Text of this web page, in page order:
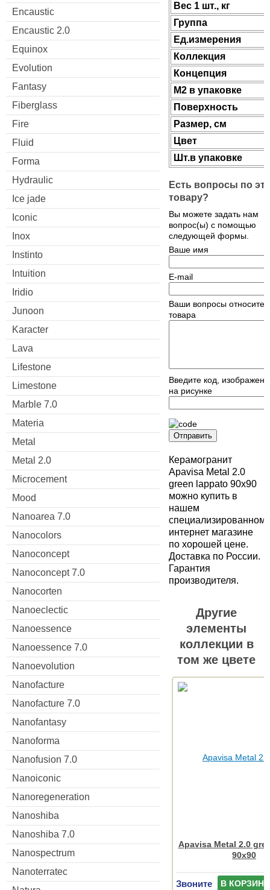
Encaustic
Encaustic 2.0
Equinox
Evolution
Fantasy
Fiberglass
Fire
Fluid
Forma
Hydraulic
Ice jade
Iconic
Inox
Instinto
Intuition
Iridio
Junoon
Karacter
Lava
Lifestone
Limestone
Marble 7.0
Materia
Metal
Metal 2.0
Microcement
Mood
Nanoarea 7.0
Nanocolors
Nanoconcept
Nanoconcept 7.0
Nanocorten
Nanoeclectic
Nanoessence
Nanoessence 7.0
Nanoevolution
Nanofacture
Nanofacture 7.0
Nanofantasy
Nanoforma
Nanofusion 7.0
Nanoiconic
Nanoregeneration
Nanoshiba
Nanoshiba 7.0
Nanospectrum
Nanoterratec
Вес 1 шт., кг
Группа
Ед.измерения
Коллекция
Концепция
М2 в упаковке
Поверхность
Размер, см
Цвет
Шт.в упаковке
Есть вопросы по
товару?
Вы можете задать нам
вопрос(ы) с помощью
следующей формы.
Ваше имя
E-mail
Ваши вопросы
товара
Введите код,
на рисунке
Отправить
Керамогранит
Apavisa Metal 2.0
green lappato 90x90
можно купить в
нашем
специализированном
интернет магазине
по хорошей цене.
Доставка по России.
Гарантия
производителя.
Другие
элементы
коллекции в
том же цвете
Apavisa Metal 2.0
90x90
Звоните В КОРЗИНУ